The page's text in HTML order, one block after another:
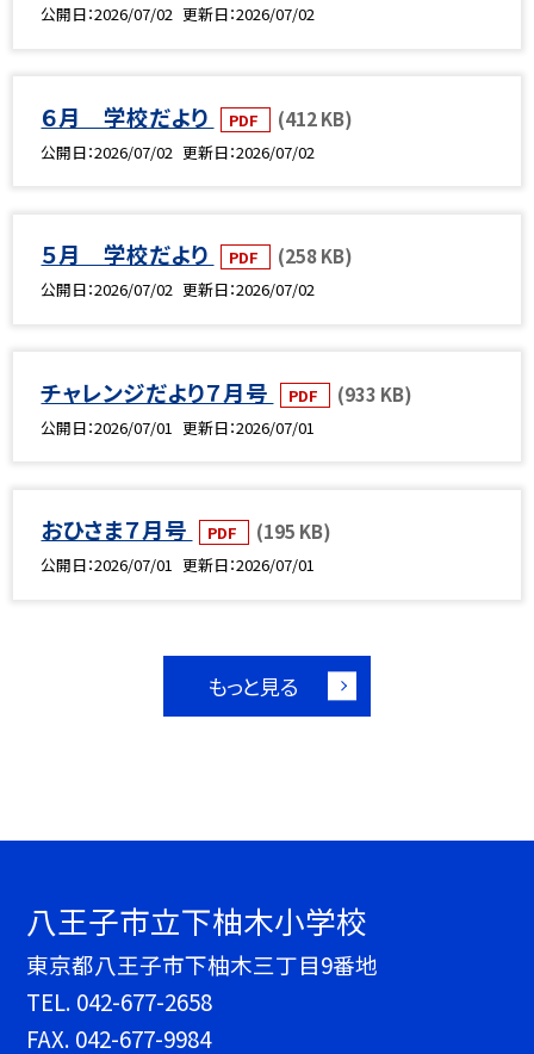
公開日 2026/07/02 更新日 2026/07/02
６月 学校だより PDF (412 KB)
公開日 2026/07/02 更新日 2026/07/02
５月 学校だより PDF (258 KB)
公開日 2026/07/02 更新日 2026/07/02
チャレンジだより７月号 PDF (933 KB)
公開日 2026/07/01 更新日 2026/07/01
おひさま７月号 PDF (195 KB)
公開日 2026/07/01 更新日 2026/07/01
もっと見る
八王子市立下柚木小学校
東京都八王子市下柚木三丁目9番地
TEL. 042-677-2658
FAX. 042-677-9984